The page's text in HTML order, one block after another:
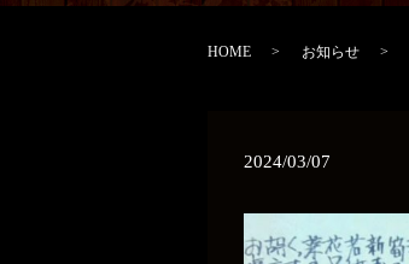
HOME お知らせ
2024/03/07